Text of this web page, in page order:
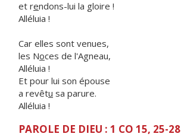
et rendons-lui la gloire !
Alléluia !
Car elles sont venues,
les Noces de l'Agneau,
Alléluia !
Et pour lui son épouse
a revêtu sa parure.
Alléluia !
PAROLE DE DIEU : 1 CO 15, 25-28